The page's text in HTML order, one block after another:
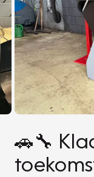
🚗🔧